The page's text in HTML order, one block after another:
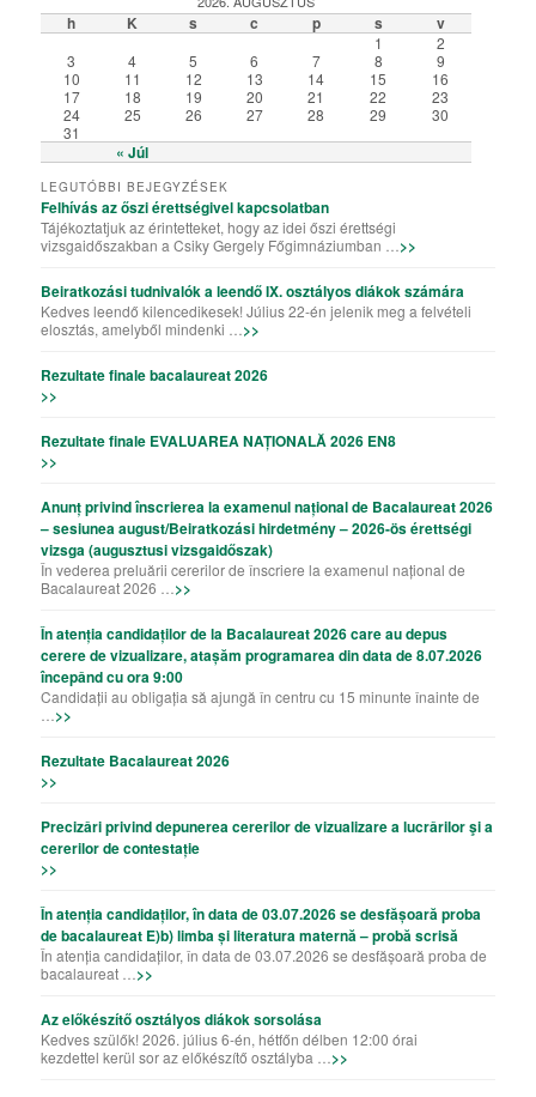
h K s c p s v
« Júl
1
2
3
4 5 6 7 8
9
10
11 12 13 14 15
16
17
18 19 20 21 22
23
24
25 26 27 28 29
30
31
LEGUTÓBBI BEJEGYZÉSEK
Felhívás az őszi érettségivel kapcsolatban
Tájékoztatjuk az érintetteket, hogy az idei őszi érettségi
vizsgaidőszakban a Csiky Gergely Főgimnáziumban … >>
Beiratkozási tudnivalók a leendő IX. osztályos diákok számára
Kedves leendő kilencedikesek! Július 22-én jelenik meg a felvételi
elosztás, amelyből mindenki … >>
Rezultate finale bacalaureat 2026
>>
Rezultate finale EVALUAREA NAȚIONALĂ 2026 EN8
>>
Anunț privind înscrierea la examenul național de Bacalaureat 2026
– sesiunea august/Beiratkozási hirdetmény – 2026-ös érettségi
vizsga (augusztusi vizsgaidőszak)
În vederea preluării cererilor de înscriere la examenul național de
Bacalaureat 2026 … >>
În atenția candidaților de la Bacalaureat 2026 care au depus
cerere de vizualizare, atașăm programarea din data de 8.07.2026
începând cu ora 9:00
Candidații au obligația să ajungă în centru cu 15 minunte înainte de
>>
Rezultate Bacalaureat 2026
>>
Precizǎri privind depunerea cererilor de vizualizare a lucrǎrilor şi a
cererilor de contestație
>>
În atenția candidaților, în data de 03.07.2026 se desfășoară proba
de bacalaureat E)b) limba și literatura maternă – probă scrisă
În atenția candidaților, în data de 03.07.2026 se desfășoară proba de
bacalaureat … >>
Az előkészítő osztályos diákok sorsolása
Kedves szülők! 2026. július 6-én, hétfőn délben 12:00 órai
kezdettel kerül sor az előkészítő osztályba … >>